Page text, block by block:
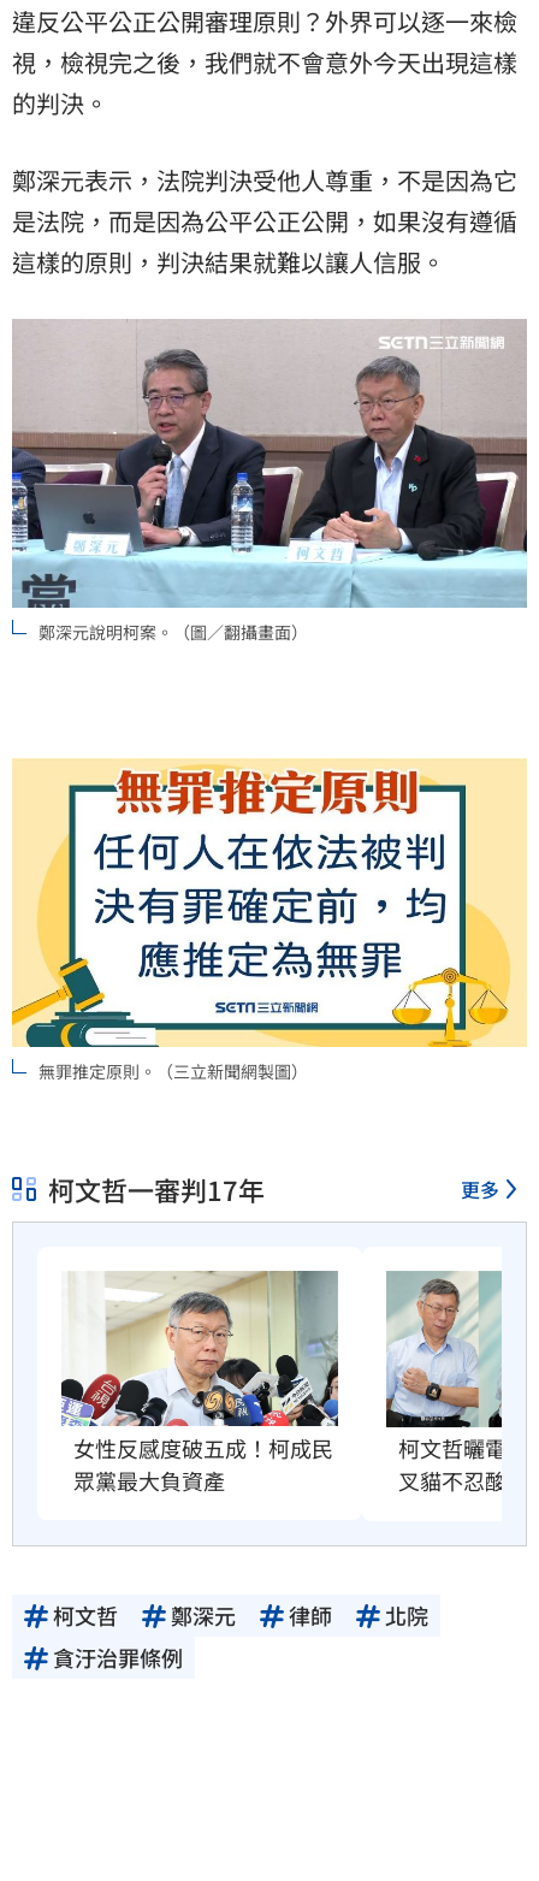
違反公平公正公開審理原則？外界可以逐一來檢
視，檢視完之後，我們就不會意外今天出現這樣
的判決。
鄭深元表示，法院判決受他人尊重，不是因為它
是法院，而是因為公平公正公開，如果沒有遵循
這樣的原則，判決結果就難以讓人信服。
鄭深元說明柯案。（圖／翻攝畫面）
無罪推定原則。（三立新聞網製圖）
柯文哲一審判17年 更多
女性反感度破五成！柯成民
眾黨最大負資產
柯文哲曬電子
叉貓不忍酸爆
柯文哲 鄭深元 律師
北院
貪汙治罪條例